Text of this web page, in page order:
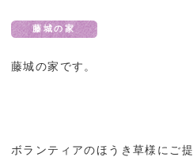
藤城の家
藤城の家です。
ボランティアのほうき草様にご